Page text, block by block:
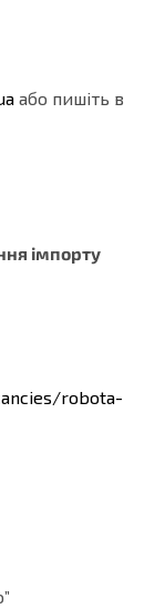
або пишіть в
імпорту
robota-